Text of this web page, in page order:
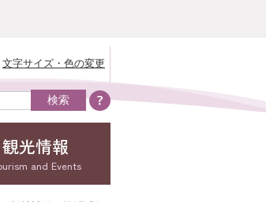
文字サイズ・色の変更
観光情報
and Events